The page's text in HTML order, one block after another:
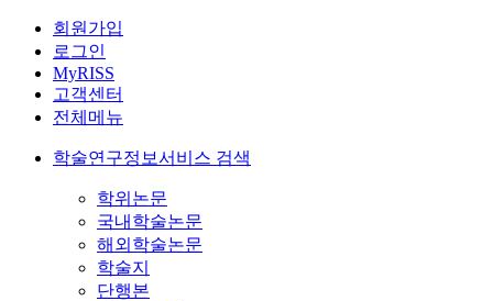
회원가입
로그인
MyRISS
고객센터
전체메뉴
학술연구정보서비스 검색
학위논문
국내학술논문
해외학술논문
학술지
단행본